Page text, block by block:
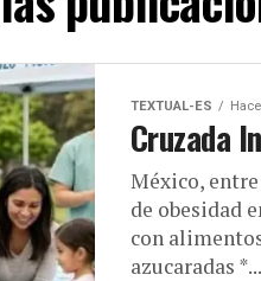
TEXTUAL-ES
Cruzada
México,
de obesidad
con
azucaradas *...